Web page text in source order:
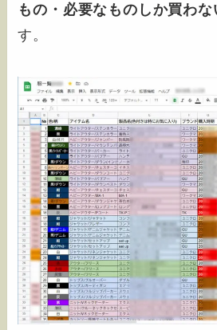
もの・必要なものしか買わ
す。